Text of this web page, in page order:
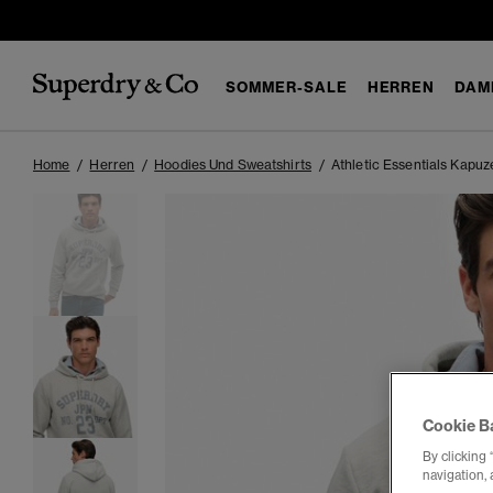
SOMMER-SALE HERREN
Home Herren Hoodies Und Sweatshirts Athletic Essentials
Cookie
By clicking
navigation,